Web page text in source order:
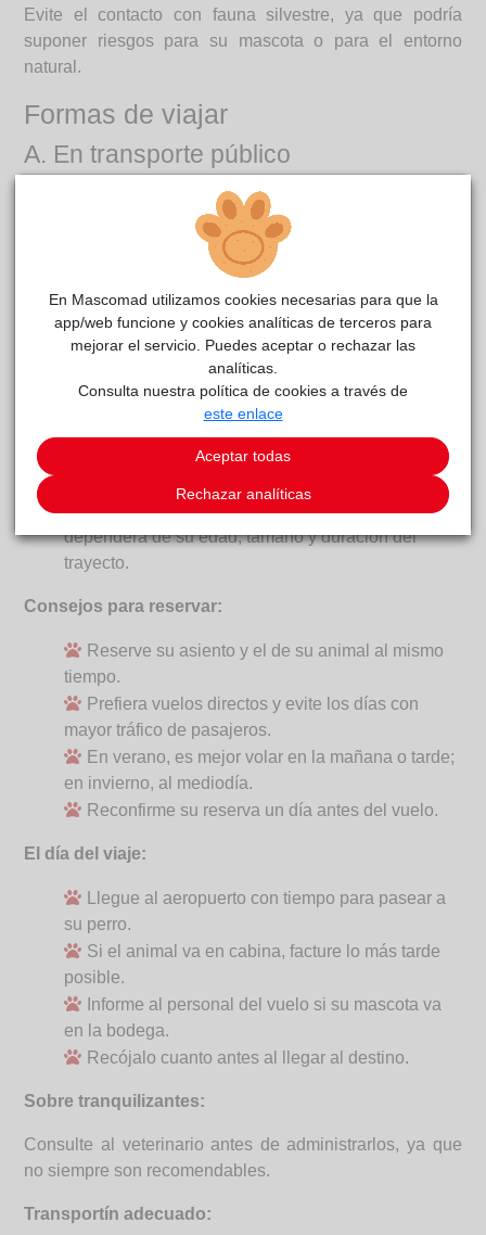
Evite el contacto con fauna silvestre, ya que podría
suponer riesgos para su mascota o para el entorno
natural.
Formas de viajar
A. En transporte público
Antes de viajar, consulte con las compañías sobre las
normas para transportar animales.
Infórmese con la aerolínea sobre sus políticas
respecto a razas, tamaños o certificados médicos.
Algunas exigen que el animal tenga un certificado
emitido en los 10 días previos al vuelo.
Evite que viajen cachorros de menos de 8
Hable con su veterinario sobre la alimentación
previa al vuelo. Por lo general, es preferible que el
animal no coma justo antes de viajar, aunque esto
dependerá de su edad, tamaño y duración del
trayecto.
Consejos para reservar:
Reserve su asiento y el de su animal al mismo
tiempo.
Prefiera vuelos directos y evite los días con
mayor tráfico de pasajeros.
En verano, es mejor volar en la mañana o tarde;
en invierno, al mediodía.
Reconfirme su reserva un día antes del vuelo.
El día del viaje:
Llegue al aeropuerto con tiempo para pasear a
su perro.
Si el animal va en cabina, facture lo más tarde
posible.
Informe al personal del vuelo si su mascota va
en la bodega.
Recójalo cuanto antes al llegar al destino.
Sobre tranquilizantes:
Consulte al veterinario antes de administrarlos, ya que
no siempre son recomendables.
Transportín adecuado:
En Mascomad utilizamos cookies necesarias para que la
app/web funcione y cookies analíticas de terceros para
mejorar el servicio. Puedes aceptar o rechazar las
analíticas.
Consulta nuestra política de cookies a través de
este enlace
Aceptar todas
Rechazar analíticas